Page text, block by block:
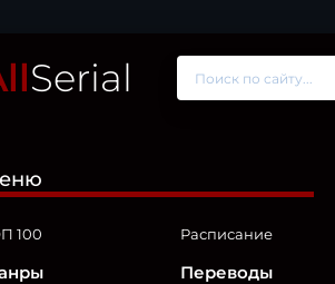
Serial
100 Расписание
Переводы